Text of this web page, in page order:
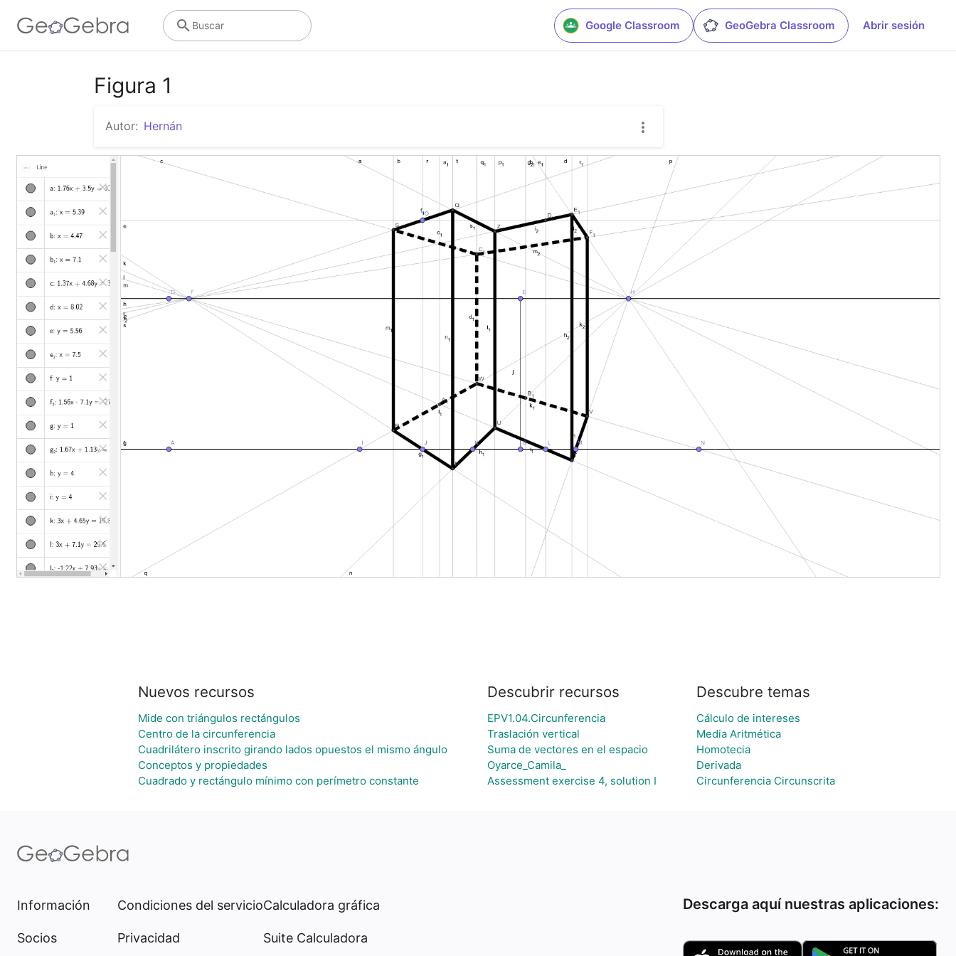
Google Classroom GeoGebra Classroom Abrir sesión
Buscar
Figura 1
Autor: Hernán
Nuevos recursos
Mide con triángulos rectángulos
Centro de la circunferencia
Cuadrilátero inscrito girando lados opuestos el mismo ángulo
Conceptos y propiedades
Cuadrado y rectángulo mínimo con perímetro constante
Descubrir recursos
EPV1.04.Circunferencia
Traslación vertical
Suma de vectores en el espacio
Oyarce_Camila_
Assessment exercise 4, solution I
Descubre temas
Cálculo de intereses
Media Aritmética
Homotecia
Derivada
Circunferencia Circunscrita
Información
Socios
Condiciones del servicio
Privacidad
Calculadora gráfica
Suite Calculadora
Descarga aquí nuestras aplicaciones: